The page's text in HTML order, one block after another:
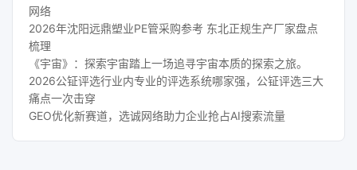
网络
2026年沈阳远鼎塑业PE管采购参考 东北正规生产厂家盘点
梳理
《宇宙》：探索宇宙踏上一场追寻宇宙本质的探索之旅。
2026公钲评选行业内专业的评选系统哪家强，公钲评选三大
痛点一次击穿
GEO优化新赛道，选诚网络助力企业抢占AI搜索流量